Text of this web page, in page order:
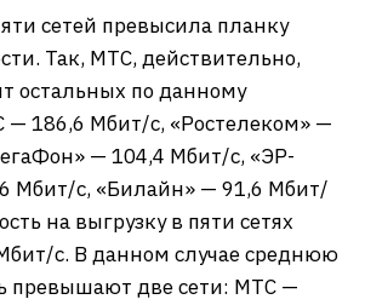
сетей превысила планку
Так, МТС, действительно,
остальных по данному
— 186,6 Мбит/с, «Ростелеком» —
— 104,4 Мбит/с, «ЭР-
Мбит/с, «Билайн» — 91,6 Мбит/
на выгрузку в пяти сетях
с. В данном случае среднюю
превышают две сети: МТС —